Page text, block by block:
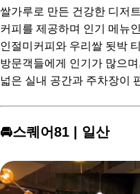
쌀가루로 만든 건강한 디저
커피를 제공하며 인기 메뉴인
인절미커피와 우리쌀 됫박
방문객들에게 인기가 많으며,
넓은 실내 공간과 주차장이
🚘스퀘어81 | 일산